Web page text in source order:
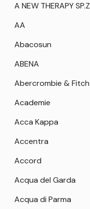
A NEW THERAPY
AA
Abacosun
ABENA
Abercrombie & Fitch
Academie
Acca Kappa
Accentra
Accord
Acqua del Garda
Acqua di Parma